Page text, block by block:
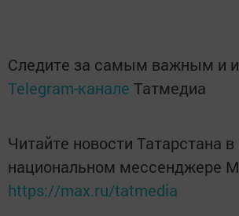
Следите за самым важным и
Telegram-канале Татмедиа
Читайте новости Татарстана в
национальном мессенджере
https://max.ru/tatmedia